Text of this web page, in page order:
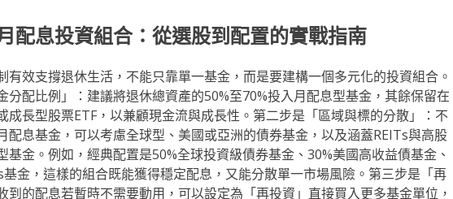
配息投資組合：從選股到配置的實戰指南
有效支撐退休生活，不能只靠單一基金，而是要建構一個多元化的投資組合。
分配比例」：建議將退休總資產的50%至70%投入月配息型基金，其餘保留在
成長型股票ETF，以兼顧現金流與成長性。第二步是「區域與標的分散」：不
配息基金，可以考慮全球型、美國或亞洲的債券基金，以及涵蓋REITs與高股
基金。例如，經典配置是50%全球投資級債券基金、30%美國高收益債基金、
基金，這樣的組合既能獲得穩定配息，又能分散單一市場風險。第三步是「再
到的配息若暫時不需要動用，可以設定為「再投資」直接買入更多基金單位，